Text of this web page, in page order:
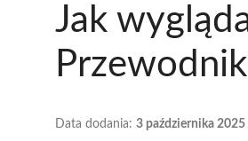
Jak
Data dodania: 3 października 2025